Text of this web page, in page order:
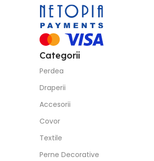
Categorii
Perdea
Draperii
Accesorii
Covor
Textile
Perne Decorative